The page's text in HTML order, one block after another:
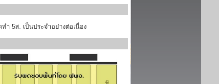
5ส. เป็นประจำอย่างต่อเนื่อง